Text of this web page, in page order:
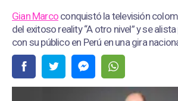
Gian Marco conquistó la televisión
del exitoso reality “A otro nivel” y se
con su público en Perú en una gira